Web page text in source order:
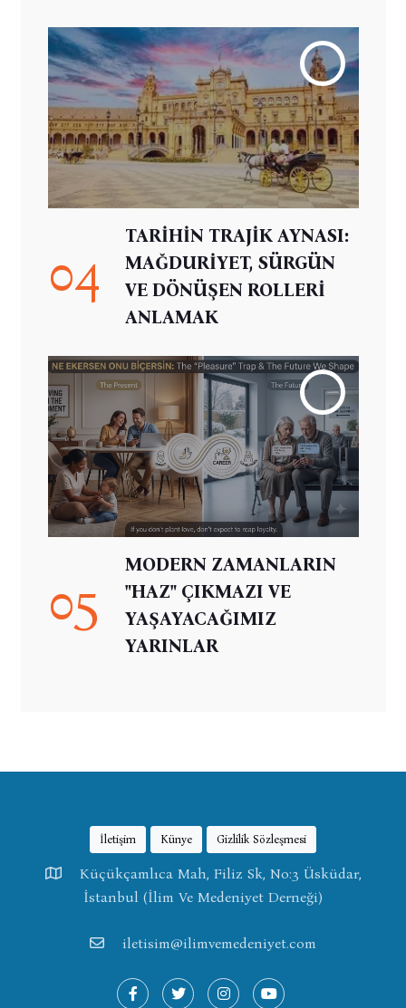
04
TARİHİN TRAJİK AYNASI:
MAĞDURİYET, SÜRGÜN
VE DÖNÜŞEN ROLLERİ
ANLAMAK
05
MODERN ZAMANLARIN
"HAZ" ÇIKMAZI VE
YAŞAYACAĞIMIZ
YARINLAR
İletişim Künye Gizlilik Sözleşmesi
Küçükçamlıca Mah, Filiz Sk, No:3 Üsküdar,
İstanbul (İlim Ve Medeniyet Derneği)
iletisim@ilimvemedeniyet.com